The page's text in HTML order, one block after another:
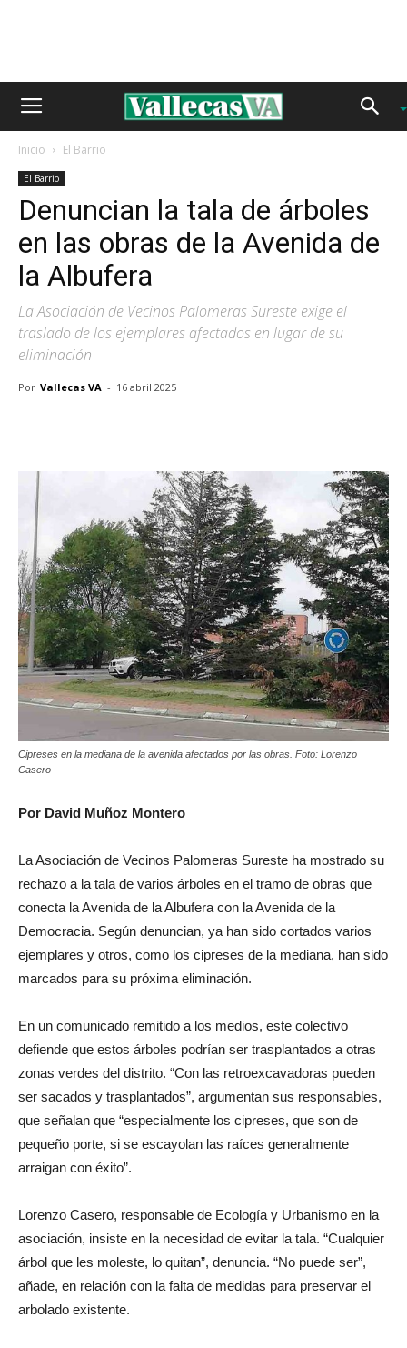
Inicio El Barrio
El Barrio
Denuncian la tala de árboles
en las obras de la Avenida de
la Albufera
La Asociación de Vecinos Palomeras Sureste exige el
traslado de los ejemplares afectados en lugar de su
eliminación
Por Vallecas VA - 16 abril 2025
Cipreses en la mediana de la avenida afectados por las obras. Foto: Lorenzo
Casero
Por David Muñoz Montero
La Asociación de Vecinos Palomeras Sureste ha mostrado su
rechazo a la tala de varios árboles en el tramo de obras que
conecta la Avenida de la Albufera con la Avenida de la
Democracia. Según denuncian, ya han sido cortados varios
ejemplares y otros, como los cipreses de la mediana, han sido
marcados para su próxima eliminación.
En un comunicado remitido a los medios, este colectivo
defiende que estos árboles podrían ser trasplantados a otras
zonas verdes del distrito. “Con las retroexcavadoras pueden
ser sacados y trasplantados”, argumentan sus responsables,
que señalan que “especialmente los cipreses, que son de
pequeño porte, si se escayolan las raíces generalmente
arraigan con éxito”.
Lorenzo Casero, responsable de Ecología y Urbanismo en la
asociación, insiste en la necesidad de evitar la tala. “Cualquier
árbol que les moleste, lo quitan”, denuncia. “No puede ser”,
añade, en relación con la falta de medidas para preservar el
arbolado existente.